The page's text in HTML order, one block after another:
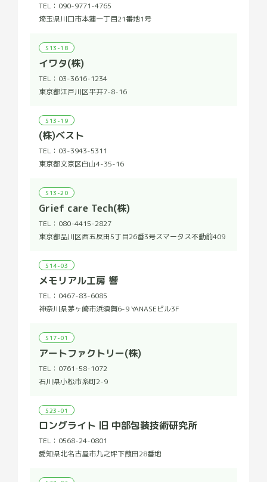
TEL： 090-9771-4765
埼玉県川口市本蓮一丁目21番地1号
S13-18
イワタ(株)
TEL： 03-3616-1234
東京都江戸川区平井7-8-16
S13-19
(株)ベスト
TEL： 03-3943-5311
東京都文京区白山4-35-16
S13-20
Grief care Tech(株)
TEL： 080-4415-2827
東京都品川区西五反田5丁目26番3号スマータス不動前409
S14-03
メモリアル工房 響
TEL： 0467-83-6085
神奈川県茅ヶ崎市浜須賀6-9 YANASEビル3F
S17-01
アートファクトリー(株)
TEL： 0761-58-1072
石川県小松市糸町2-9
S23-01
ロングライト 旧 中部包装技術研究所
TEL： 0568-24-0801
愛知県北名古屋市九之坪下葭田28番地